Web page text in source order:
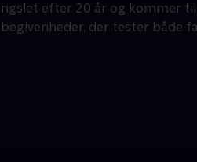
efter 20 år og kommer
der tester både